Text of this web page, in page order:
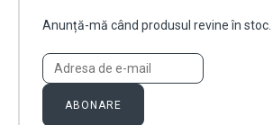
Anunță-mă când produsul revine în stoc.
ABONARE